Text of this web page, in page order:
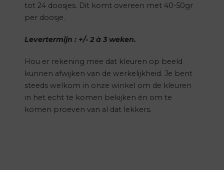
tot 24 doosjes. Dit komt overeen met 40-50gr
per doosje.
Levertermijn : +/- 2 à 3 weken.
Hou er rekening mee dat kleuren op beeld
kunnen afwijken van de werkelijkheid. Je bent
steeds welkom in onze winkel om de kleuren
in het echt te komen bekijken én om te
komen proeven van al dat lekkers.